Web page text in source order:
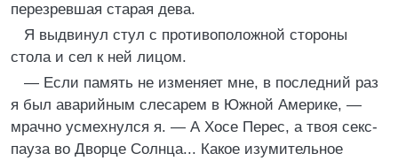
перезревшая старая дева.
Я выдвинул стул с противоположной стороны
стола и сел к ней лицом.
— Если память не изменяет мне, в последний раз
я был аварийным слесарем в Южной Америке, —
мрачно усмехнулся я. — А Хосе Перес, а твоя секс-
пауза во Дворце Солнца... Какое изумительное